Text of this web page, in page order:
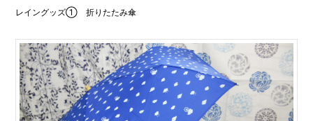
レイングッズ① 折りたたみ傘